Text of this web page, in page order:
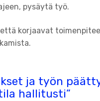
pysäytä työ.
korjaavat
ja työn
hallitusti”